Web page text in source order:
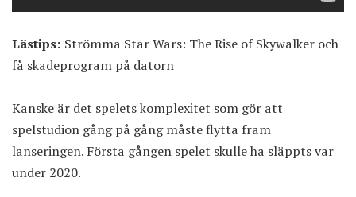
Lästips: Strömma Star Wars: The Rise of Skywalker och
få skadeprogram på datorn
Kanske är det spelets komplexitet som gör att
spelstudion gång på gång måste flytta fram
lanseringen. Första gången spelet skulle ha släppts var
under 2020.